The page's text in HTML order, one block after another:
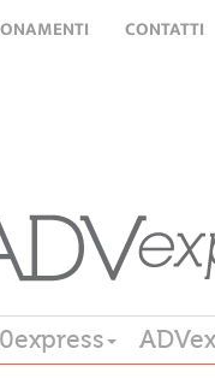
CONTATTI